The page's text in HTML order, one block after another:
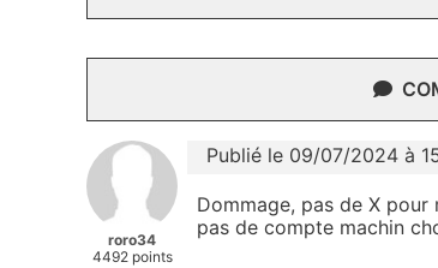
roro34
4492 points
Publié le 09/07/2024 à
Dommage, pas de X
pas de compte machin